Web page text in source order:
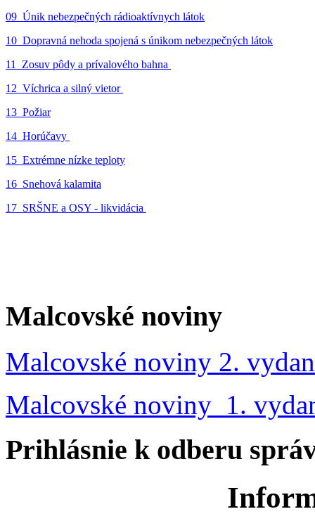
09_Únik nebezpečných rádioaktívnych látok
10_Dopravná nehoda spojená s únikom nebezpečných látok
11_Zosuv pôdy a prívalového bahna
12_Víchrica a silný vietor
13_Požiar
14_Horúčavy
15_Extrémne nízke teploty
16_Snehová kalamita
17_SRŠNE a OSY - likvidácia
Malcovské noviny
Malcovské noviny 2.
Malcovské noviny 1.
Prihlásnie k odberu